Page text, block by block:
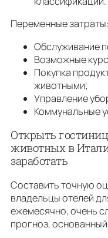
Переменные затраты:
Обслуживание
Возможные
Покупка
животными;
Управление
Коммунальные
Открыть
животных в
заработать
Составить точную
владельцы отелей
ежемесячно, очень
прогноз,